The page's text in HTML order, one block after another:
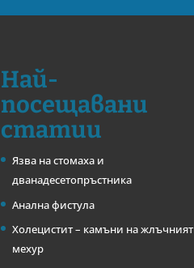
Най-
посещавани
статии
Язва на стомаха и
дванадесетопръстника
Анална фистула
Холецистит – камъни на жлъчният
мехур